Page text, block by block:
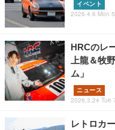
イベント
2026.4.6 Mon
HRCのレ
上龍＆牧
ム」
ニュース
2026.3.24 Tue
レトロカ